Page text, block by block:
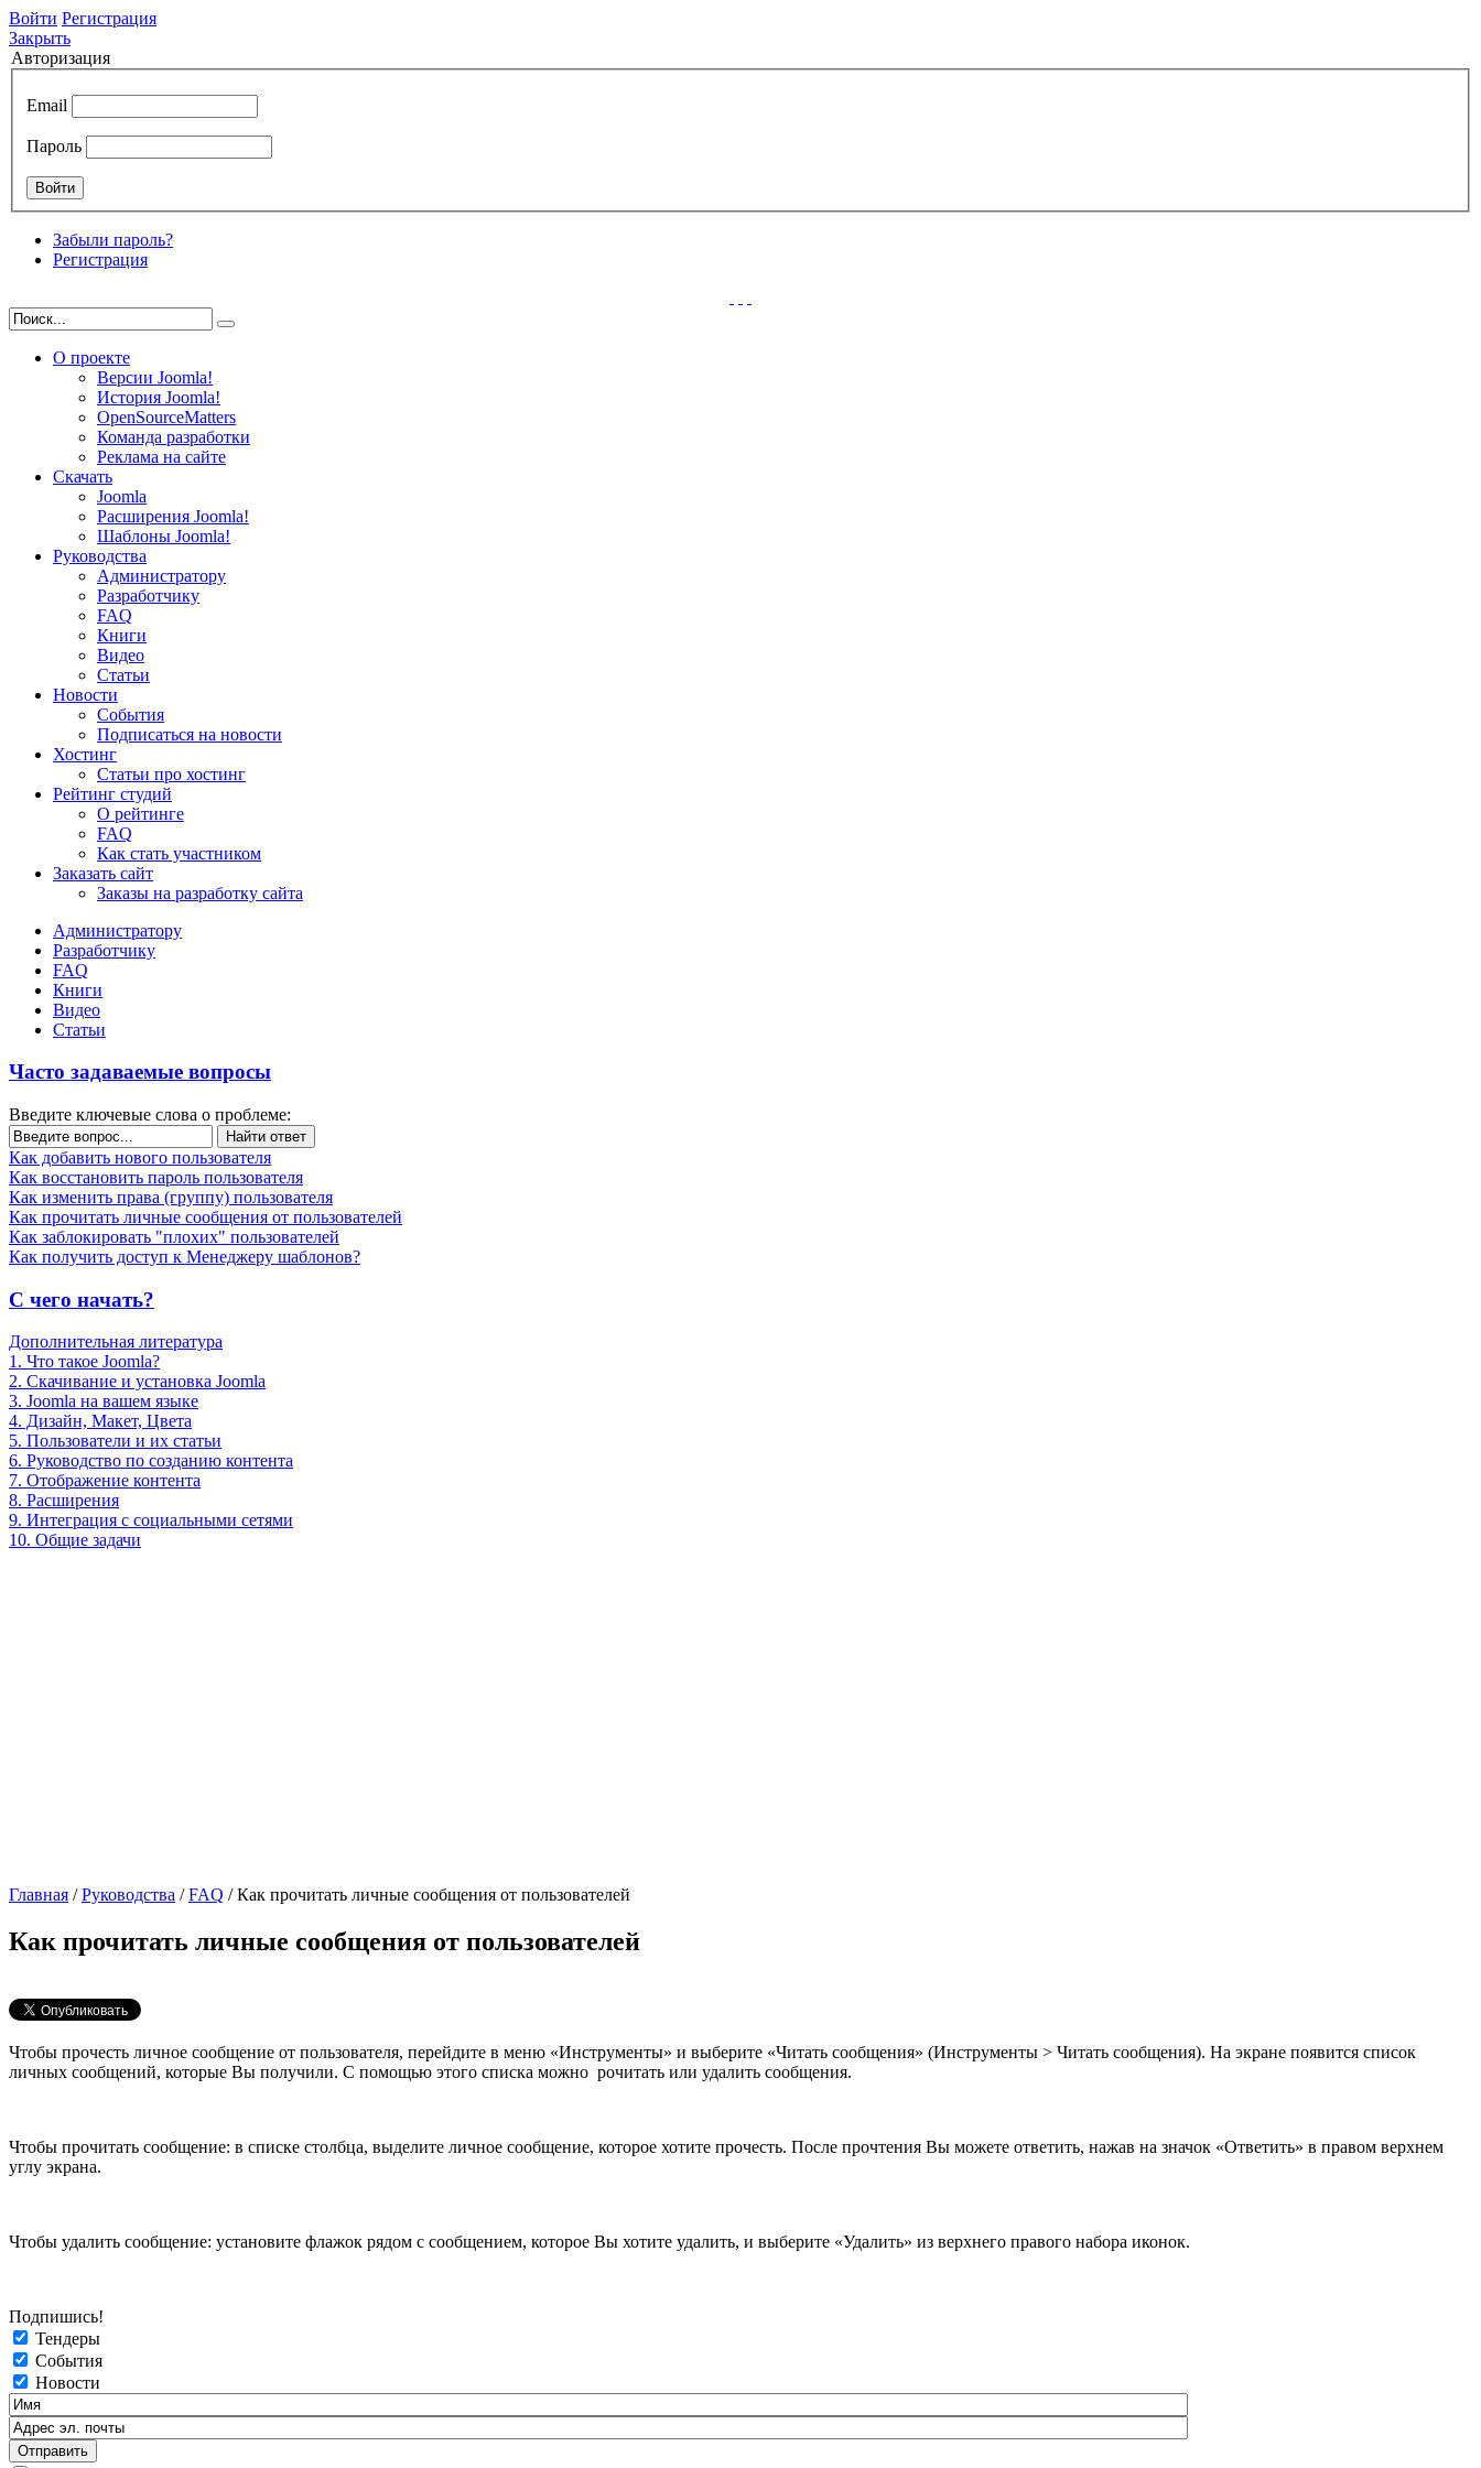
Войти Регистрация
Закрыть
Авторизация
Email
Пароль
Забыли пароль?
Регистрация
О проекте
Версии Joomla!
История Joomla!
OpenSourceMatters
Команда разработки
Реклама на сайте
Скачать
Joomla
Расширения Joomla!
Шаблоны Joomla!
Руководства
Администратору
Разработчику
FAQ
Книги
Видео
Статьи
Новости
События
Подписаться на новости
Хостинг
Статьи про хостинг
Рейтинг студий
О рейтинге
FAQ
Как стать участником
Заказать сайт
Заказы на разработку сайта
Администратору
Разработчику
FAQ
Книги
Видео
Статьи
Часто задаваемые вопросы
Введите ключевые слова о проблеме:
Найти ответ
Как добавить нового пользователя
Как восстановить пароль пользователя
Как изменить права (группу) пользователя
Как прочитать личные сообщения от пользователей
Как заблокировать "плохих" пользователей
Как получить доступ к Менеджеру шаблонов?
С чего начать?
Дополнительная литература
1. Что такое Joomla?
2. Скачивание и установка Joomla
3. Joomla на вашем языке
4. Дизайн, Макет, Цвета
5. Пользователи и их статьи
6. Руководство по созданию контента
7. Отображение контента
8. Расширения
9. Интеграция с социальными сетями
10. Общие задачи
Главная /Руководства /FAQ /Как прочитать личные сообщения от пользователей
Как прочитать личные сообщения от пользователей
Чтобы прочесть личное сообщение от пользователя, перейдите в меню «Инструменты» и выберите «Читать сообщения» (Инструменты > Читать сообщения). На экране появится список
личных сообщений, которые Вы получили. С помощью этого списка можно рочитать или удалить сообщения.
Чтобы прочитать сообщение: в списке столбца, выделите личное сообщение, которое хотите прочесть. После прочтения Вы можете ответить, нажав на значок «Ответить» в правом верхнем
углу экрана.
Чтобы удалить сообщение: установите флажок рядом с сообщением, которое Вы хотите удалить, и выберите «Удалить» из верхнего правого набора иконок.
Подпишись!
Тендеры
События
Новости